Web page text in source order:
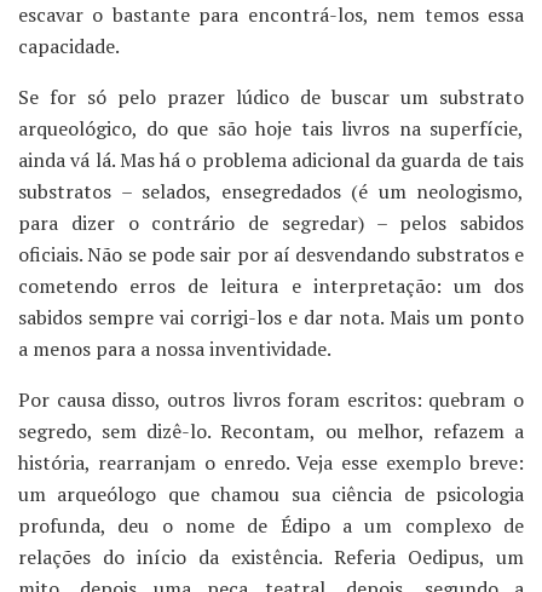
escavar o bastante para encontrá-los, nem temos essa
capacidade.
Se for só pelo prazer lúdico de buscar um substrato
arqueológico, do que são hoje tais livros na superfície,
ainda vá lá. Mas há o problema adicional da guarda de tais
substratos – selados, ensegredados (é um neologismo,
para dizer o contrário de segredar) – pelos sabidos
oficiais. Não se pode sair por aí desvendando substratos e
cometendo erros de leitura e interpretação: um dos
sabidos sempre vai corrigi-los e dar nota. Mais um ponto
a menos para a nossa inventividade.
Por causa disso, outros livros foram escritos: quebram o
segredo, sem dizê-lo. Recontam, ou melhor, refazem a
história, rearranjam o enredo. Veja esse exemplo breve:
um arqueólogo que chamou sua ciência de psicologia
profunda, deu o nome de Édipo a um complexo de
relações do início da existência. Referia Oedipus, um